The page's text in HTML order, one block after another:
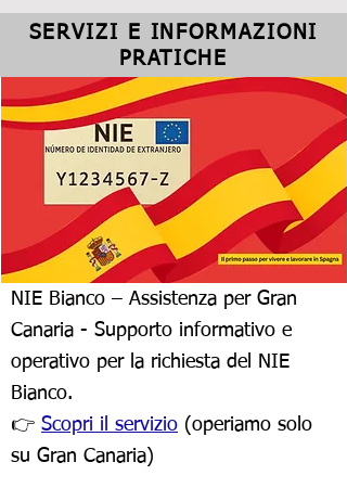
SERVIZI E INFORMAZIONI
PRATICHE
NIE Bianco – Assistenza per Gran
Canaria - Supporto informativo e
operativo per la richiesta del NIE
Bianco.
👉 Scopri il servizio (operiamo solo
su Gran Canaria)